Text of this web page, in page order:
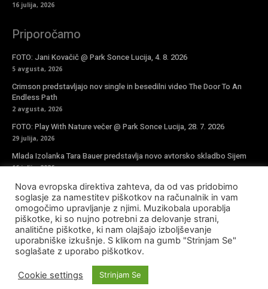
16 julija, 2026
Priporočamo
FOTO: Jani Kovačič @ Park Sonce Lucija, 4. 8. 2026
5 avgusta, 2026
Crimson predstavljajo nov single in besedilni video The Door To An
Endless Path
2 avgusta, 2026
FOTO: Play With Nature večer @ Park Sonce Lucija, 28. 7. 2026
29 julija, 2026
Mlada Izolanka Tara Bauer predstavlja novo avtorsko skladbo Sijem
16 julija, 2026
Vpiši se v novičke
© Copyright - Muzikobala 2023 - Created by
Nova evropska direktiva zahteva, da od vas pridobimo
soglasje za namestitev piškotkov na računalnik in vam
omogočimo upravljanje z njimi. Muzikobala uporablja
piškotke, ki so nujno potrebni za delovanje strani,
analitične piškotke, ki nam olajšajo izboljševanje
uporabniške izkušnje. S klikom na gumb "Strinjam Se"
soglašate z uporabo piškotkov.
Cookie settings Strinjam Se